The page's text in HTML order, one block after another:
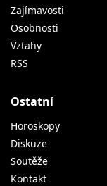
Zajímavosti
Osobnosti
Vztahy
RSS
Ostatní
Horoskopy
Diskuze
Soutěže
Kontakt